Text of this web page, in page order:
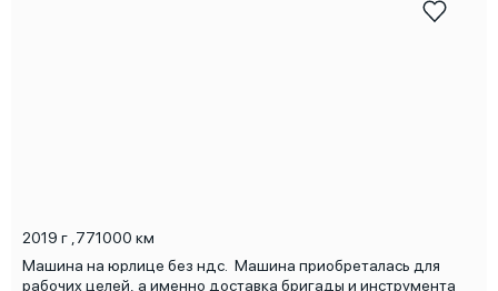
2019 г 771000 км
Машина на юрлице без ндс. Машина приобреталась для
рабочих целей, а именно доставка бригады и инструмента